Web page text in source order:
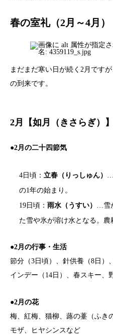
春の室礼（2月～4月）
まだまだ寒い日が続く2月です
の到来です。
2月【如月（きさらぎ）】
●2月の二十四節気
4日頃：立春（りっしゅん） …
の1年の始まり。
19日頃： 雨水（うすい） …雪
た雪や氷が溶け水となる。農
●2月の行事・生活
節分（3日頃）、針供養（8日）
インデー（14日）、春スキー、
●2月の花
梅、紅梅、猫柳、蕗の薹（ふき
モザ、ヒヤシンスなど